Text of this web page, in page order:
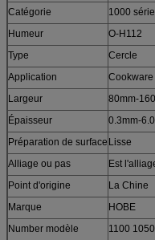
Catégorie
1000
Humeur
O-H112
Type
Cercle
Application
Cookware
Largeur
80mm-
Épaisseur
0.3mm-
Préparation de surface Lisse
Alliage ou pas
Est
Point d'origine
La Chine
Marque
HOBE
Number modèle
1100